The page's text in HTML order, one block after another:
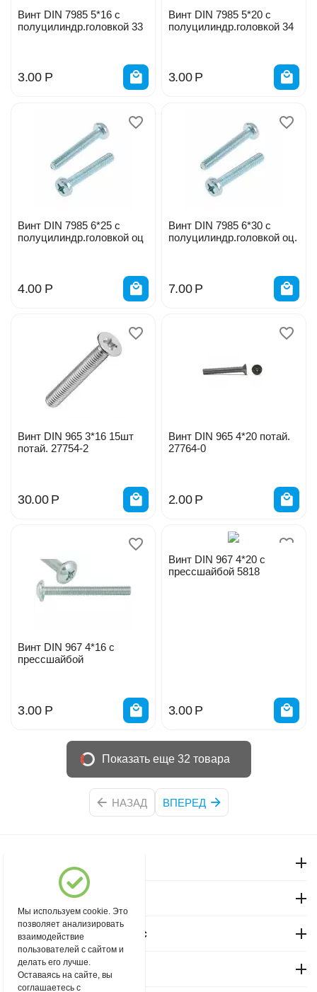
Винт DIN 7985 5*16 с
полуцилиндр.головкой 33
3.00 Р
Винт DIN 7985 5*20 с
полуцилиндр.головкой 34
3.00 Р
Винт DIN 7985 6*25 с
полуцилиндр.головкой оц
4.00 Р
Винт DIN 7985 6*30 с
полуцилиндр.головкой оц.
7.00 Р
Винт DIN 965 3*16 15шт
потай. 27754-2
30.00 Р
Винт DIN 965 4*20 потай.
27764-0
2.00 Р
Винт DIN 967 4*16 с
прессшайбой
3.00 Р
Винт DIN 967 4*20 с
прессшайбой 5818
3.00 Р
Показать еще 32 товара
НАЗАД ВПЕРЕД
Магазин "Северный"
Покупательский сервис
Контакты
Мы используем cookie. Это
позволяет анализировать
взаимодействие
пользователей с сайтом и
делать его лучше.
Оставаясь на сайте, вы
соглашаетесь с